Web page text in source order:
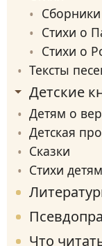
Стихи о
Стихи о
Тексты
Детские
Детям о
Детская
Сказки
Стихи детям
Что